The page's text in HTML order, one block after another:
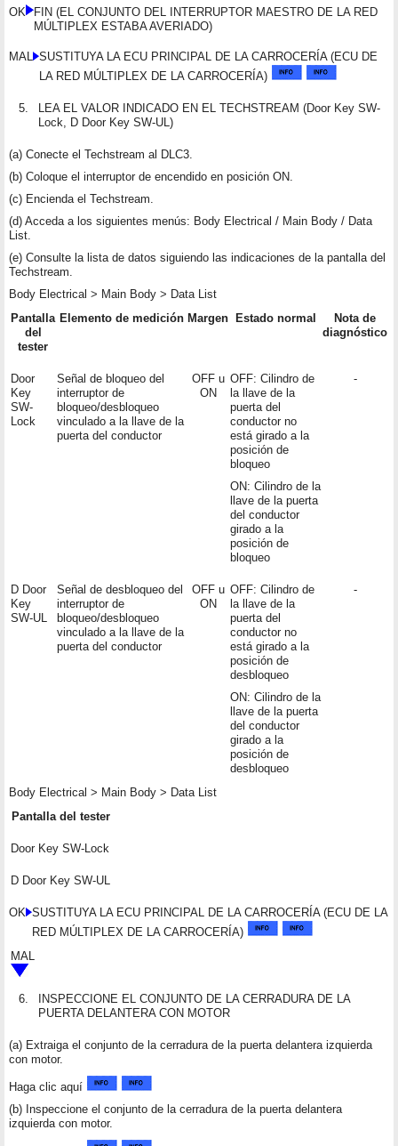
OK
FIN (EL CONJUNTO DEL INTERRUPTOR MAESTRO DE LA RED
MÚLTIPLEX ESTABA AVERIADO)
MAL
SUSTITUYA LA ECU PRINCIPAL DE LA CARROCERÍA (ECU DE
LA RED MÚLTIPLEX DE LA CARROCERÍA)
5.
LEA EL VALOR INDICADO EN EL TECHSTREAM (Door Key SW-
Lock, D Door Key SW-UL)
(a) Conecte el Techstream al DLC3.
(b) Coloque el interruptor de encendido en posición ON.
(c) Encienda el Techstream.
(d) Acceda a los siguientes menús: Body Electrical / Main Body / Data
List.
(e) Consulte la lista de datos siguiendo las indicaciones de la pantalla del
Techstream.
Body Electrical > Main Body > Data List
Pantalla
del
tester
Elemento de medición Margen Estado normal
Nota de
diagnóstico
Door
Key
SW-
Lock
Señal de bloqueo del
interruptor de
bloqueo/desbloqueo
vinculado a la llave de la
puerta del conductor
OFF u
ON
OFF: Cilindro de
la llave de la
puerta del
conductor no
está girado a la
posición de
bloqueo
ON: Cilindro de la
llave de la puerta
del conductor
girado a la
posición de
bloqueo
-
D Door
Key
SW-UL
Señal de desbloqueo del
interruptor de
bloqueo/desbloqueo
vinculado a la llave de la
puerta del conductor
OFF u
ON
OFF: Cilindro de
la llave de la
puerta del
conductor no
está girado a la
posición de
desbloqueo
ON: Cilindro de la
llave de la puerta
del conductor
girado a la
posición de
desbloqueo
-
Body Electrical > Main Body > Data List
Pantalla del tester
Door Key SW-Lock
D Door Key SW-UL
OK SUSTITUYA LA ECU PRINCIPAL DE LA CARROCERÍA (ECU DE LA
RED MÚLTIPLEX DE LA CARROCERÍA)
MAL
6.
INSPECCIONE EL CONJUNTO DE LA CERRADURA DE LA
PUERTA DELANTERA CON MOTOR
(a) Extraiga el conjunto de la cerradura de la puerta delantera izquierda
con motor.
Haga clic aquí
(b) Inspeccione el conjunto de la cerradura de la puerta delantera
izquierda con motor.